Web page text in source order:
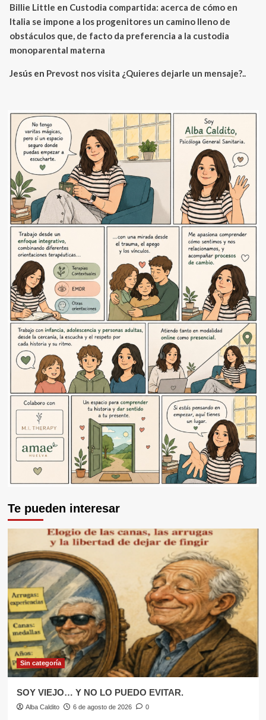
Billie Little en Custodia compartida: acerca de cómo en
Italia se impone a los progenitores un camino lleno de
obstáculos que, de facto da preferencia a la custodia
monoparental materna
Jesúsen Prevost nos visita ¿Quieres dejarle un mensaje?..
Te pueden interesar
Sin categoría
SOY VIEJO… Y NO LO PUEDO EVITAR.
Alba Caldito 6 de agosto de 2026 0